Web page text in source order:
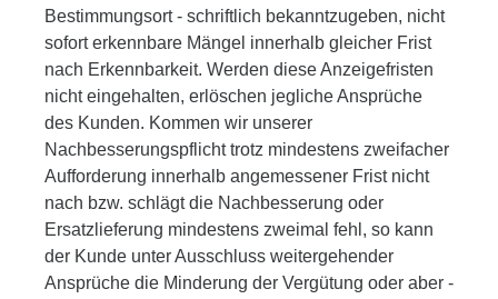
Bestimmungsort - schriftlich bekanntzugeben, nicht
sofort erkennbare Mängel innerhalb gleicher Frist
nach Erkennbarkeit. Werden diese Anzeigefristen
nicht eingehalten, erlöschen jegliche Ansprüche
des Kunden. Kommen wir unserer
Nachbesserungspflicht trotz mindestens zweifacher
Aufforderung innerhalb angemessener Frist nicht
nach bzw. schlägt die Nachbesserung oder
Ersatzlieferung mindestens zweimal fehl, so kann
der Kunde unter Ausschluss weitergehender
Ansprüche die Minderung der Vergütung oder aber -